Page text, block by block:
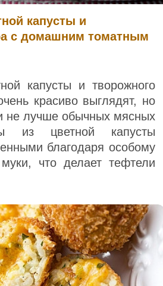
капусты и
с домашним томатным
капусты и творожного
красиво выглядят, но
не лучше обычных мясных
из цветной капусты
благодаря особому
что делает тефтели